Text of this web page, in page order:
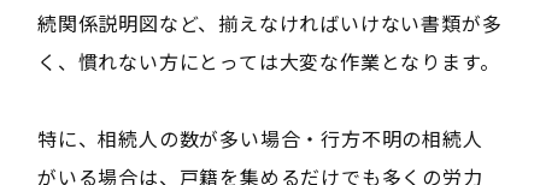
続関係説明図など、揃えなければいけない書類が多
く、慣れない方にとっては大変な作業となります。
特に、相続人の数が多い場合・行方不明の相続人
がいる場合は、戸籍を集めるだけでも多くの労力